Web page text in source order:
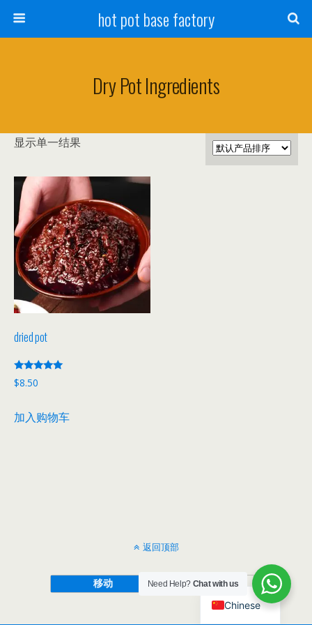
hot pot base factory
Dry Pot Ingredients
显示单一结果
dried pot
评分
5.00
$8.50
加入购物车
返回顶部
移动 桌面
Need Help? Chat with us
Chinese